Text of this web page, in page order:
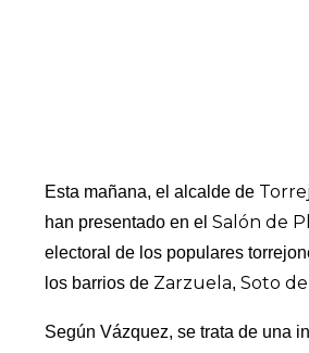
Esta mañana, el alcalde de
han presentado en el Salón de
electoral de los populares
los barrios de Zarzuela,Soto
Según Vázquez, se trata de una